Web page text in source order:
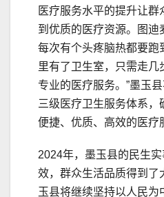
医疗服务水平的提升让群
到优质的医疗资源。图迪
每次有个头疼脑热都要跑
里有了卫生室，只需走几
专业的医疗服务。”墨玉
三级医疗卫生服务体系，
便捷、优质、高效的医疗
2024年，墨玉县的民生
效，群众生活品质得到了
玉县将继续坚持以人民为